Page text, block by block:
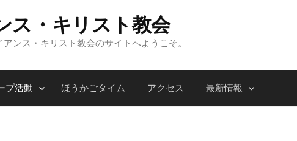
ス・キリスト教会
ンス・キリスト教会のサイトへようこそ。
プ活動 ほうかごタイム アクセス 最新情報